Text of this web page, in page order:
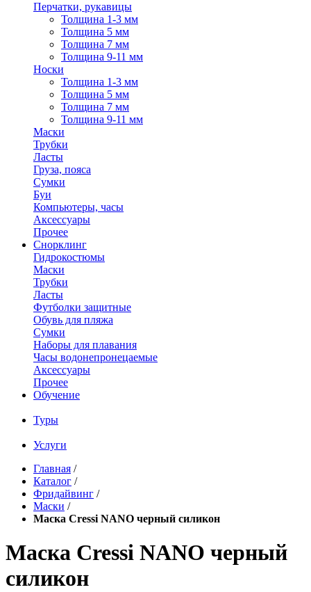
Перчатки, рукавицы
Толщина 1-3 мм
Толщина 5 мм
Толщина 7 мм
Толщина 9-11 мм
Носки
Толщина 1-3 мм
Толщина 5 мм
Толщина 7 мм
Толщина 9-11 мм
Маски
Трубки
Ласты
Груза, пояса
Сумки
Буи
Компьютеры, часы
Аксессуары
Прочее
Снорклинг
Гидрокостюмы
Маски
Трубки
Ласты
Футболки защитные
Обувь для пляжа
Сумки
Наборы для плавания
Часы водонепронецаемые
Аксессуары
Прочее
Обучение
Туры
Услуги
Главная /
Каталог /
Фридайвинг /
Маски /
Маска Cressi NANO черный силикон
Маска Cressi NANO черный
силикон